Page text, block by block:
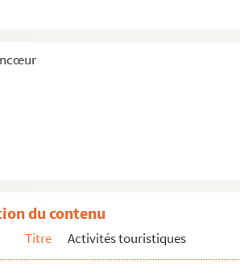
du contenu
Titre Activités touristiques